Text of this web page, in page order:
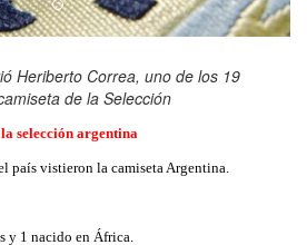
Heriberto Correa, uno de los 19
de la Selección
selección argentina
país vistieron la camiseta Argentina.
y 1 nacido en África.